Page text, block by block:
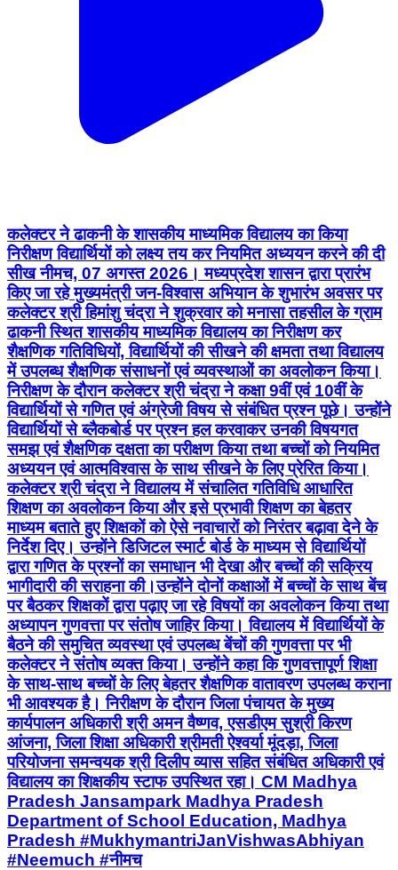
कलेक्टर ने ढाकनी के शासकीय माध्यमिक विद्यालय का किया
निरीक्षण विद्यार्थियों को लक्ष्य तय कर नियमित अध्ययन करने की दी
सीख नीमच, 07 अगस्त 2026। मध्यप्रदेश शासन द्वारा प्रारंभ
किए जा रहे मुख्यमंत्री जन-विश्वास अभियान के शुभारंभ अवसर पर
कलेक्टर श्री हिमांशु चंद्रा ने शुक्रवार को मनासा तहसील के ग्राम
ढाकनी स्थित शासकीय माध्यमिक विद्यालय का निरीक्षण कर
शैक्षणिक गतिविधियों, विद्यार्थियों की सीखने की क्षमता तथा विद्यालय
में उपलब्ध शैक्षणिक संसाधनों एवं व्यवस्थाओं का अवलोकन किया।
निरीक्षण के दौरान कलेक्टर श्री चंद्रा ने कक्षा 9वीं एवं 10वीं के
विद्यार्थियों से गणित एवं अंग्रेजी विषय से संबंधित प्रश्न पूछे। उन्होंने
विद्यार्थियों से ब्लैकबोर्ड पर प्रश्न हल करवाकर उनकी विषयगत
समझ एवं शैक्षणिक दक्षता का परीक्षण किया तथा बच्चों को नियमित
अध्ययन एवं आत्मविश्वास के साथ सीखने के लिए प्रेरित किया।
कलेक्टर श्री चंद्रा ने विद्यालय में संचालित गतिविधि आधारित
शिक्षण का अवलोकन किया और इसे प्रभावी शिक्षण का बेहतर
माध्यम बताते हुए शिक्षकों को ऐसे नवाचारों को निरंतर बढ़ावा देने के
निर्देश दिए। उन्होंने डिजिटल स्मार्ट बोर्ड के माध्यम से विद्यार्थियों
द्वारा गणित के प्रश्नों का समाधान भी देखा और बच्चों की सक्रिय
भागीदारी की सराहना की।उन्होंने दोनों कक्षाओं में बच्चों के साथ बेंच
पर बैठकर शिक्षकों द्वारा पढ़ाए जा रहे विषयों का अवलोकन किया तथा
अध्यापन गुणवत्ता पर संतोष जाहिर किया। विद्यालय में विद्यार्थियों के
बैठने की समुचित व्यवस्था एवं उपलब्ध बेंचों की गुणवत्ता पर भी
कलेक्टर ने संतोष व्यक्त किया। उन्होंने कहा कि गुणवत्तापूर्ण शिक्षा
के साथ-साथ बच्चों के लिए बेहतर शैक्षणिक वातावरण उपलब्ध कराना
भी आवश्यक है। निरीक्षण के दौरान जिला पंचायत के मुख्य
कार्यपालन अधिकारी श्री अमन वैष्णव, एसडीएम सुश्री किरण
आंजना, जिला शिक्षा अधिकारी श्रीमती ऐश्वर्या मूंदड़ा, जिला
परियोजना समन्वयक श्री दिलीप व्यास सहित संबंधित अधिकारी एवं
विद्यालय का शिक्षकीय स्टाफ उपस्थित रहा। CM Madhya
Pradesh Jansampark Madhya Pradesh
Department of School Education, Madhya
Pradesh #MukhymantriJanVishwasAbhiyan
#Neemuch #नीमच